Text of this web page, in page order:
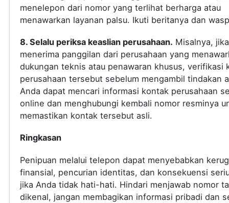
menelepon dari nomor yang terlihat berharga atau
menawarkan layanan palsu. Ikuti beritanya dan
8. Selalu periksa keaslian perusahaan. Misalnya,
menerima panggilan dari perusahaan yang
dukungan teknis atau penawaran khusus, verifikasi
perusahaan tersebut sebelum mengambil tindakan
Anda dapat mencari informasi kontak perusahaan
online dan menghubungi kembali nomor resminya
memastikan kontak tersebut asli.
Ringkasan
Penipuan melalui telepon dapat menyebabkan
finansial, pencurian identitas, dan konsekuensi
jika Anda tidak hati-hati. Hindari menjawab nomor
dikenal, jangan membagikan informasi pribadi dan